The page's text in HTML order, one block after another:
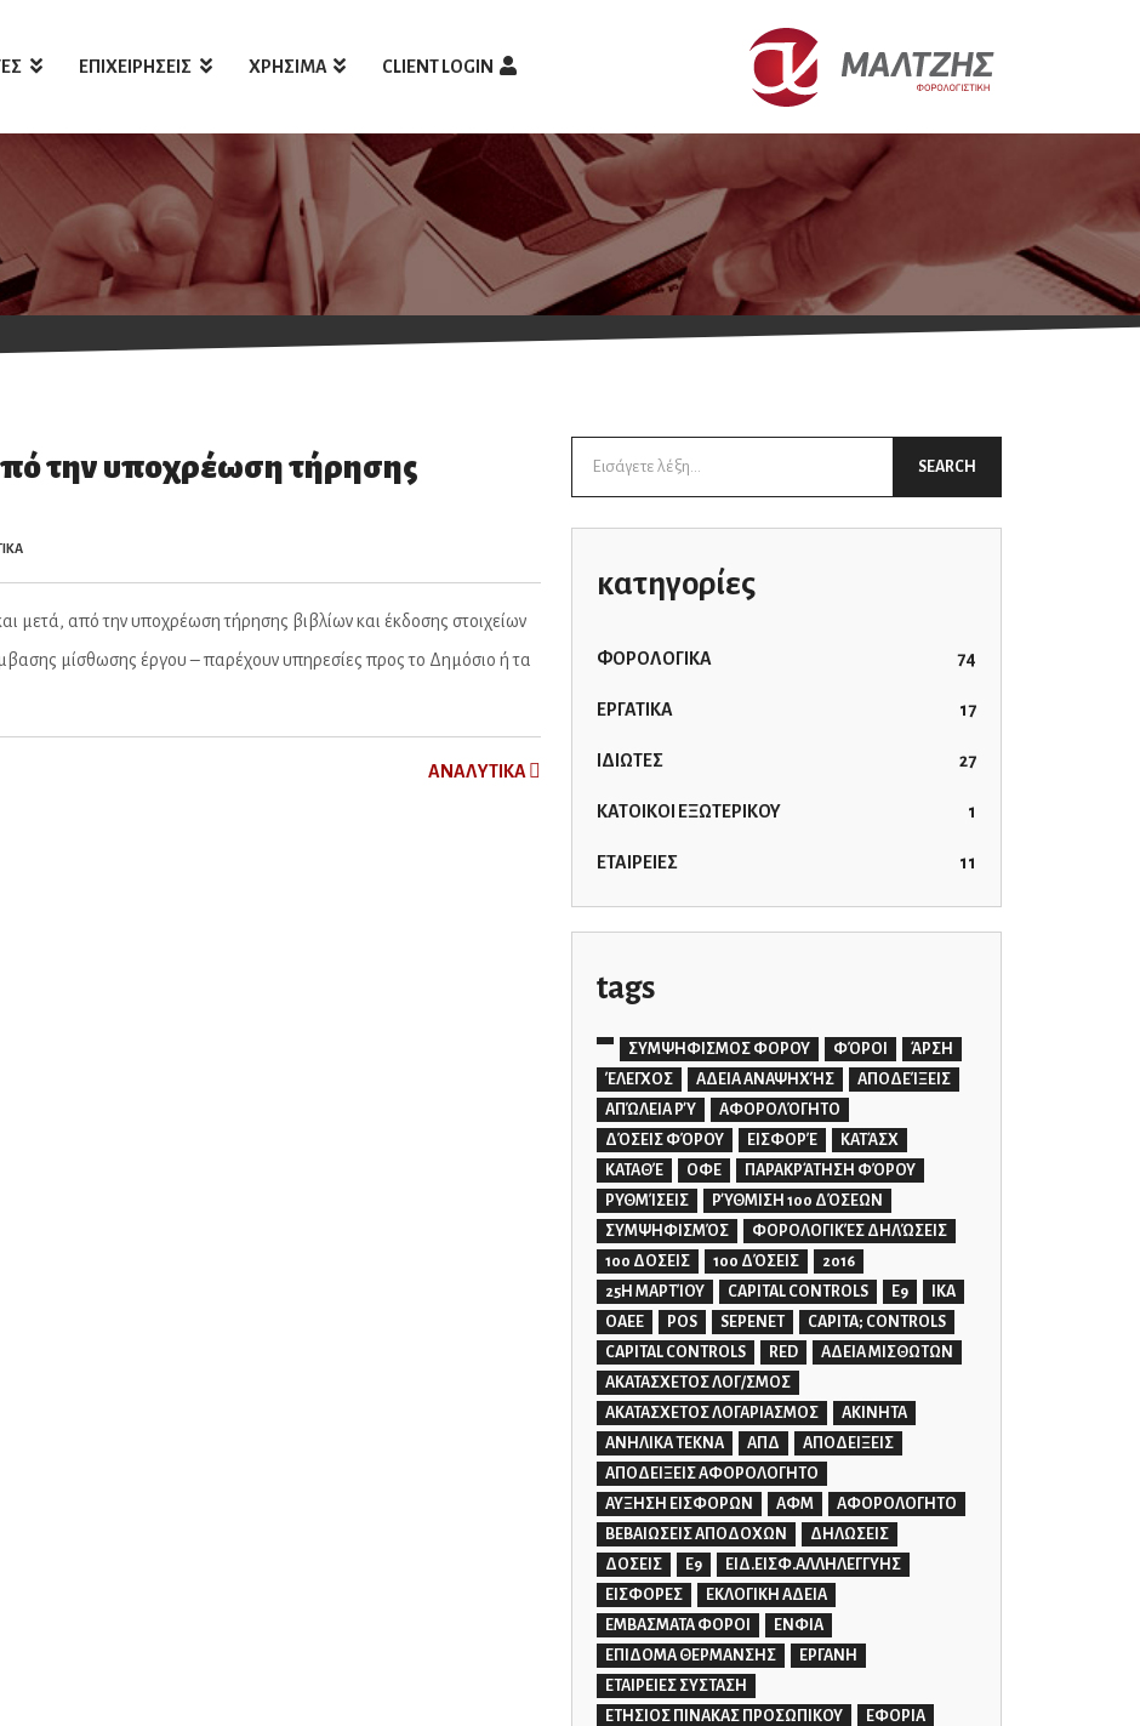
ΕΠΙΧΕΙΡΗΣΕΙΣ ΧΡΗΣΙΜΑ CLIENT LOGIN
την υποχρέωση τήρησης
μετά, από την υποχρέωση τήρησης βιβλίων και έκδοσης στοιχείων
μίσθωσης έργου – παρέχουν υπηρεσίες προς το Δημόσιο ή τα
ΑNAΛYTIKA
Search
SEARCH
κατηγορίες
ΦΟΡΟΛΟΓΙΚΑ 74
ΕΡΓΑΤΙΚΑ 17
ΙΔΙΩΤΕΣ 27
ΚΑΤΟΙΚΟΙ ΕΞΩΤΕΡΙΚΟΥ 1
ΕΤΑΙΡΕΙΕΣ 11
tags
ΣΥΜΨΗΦΙΣΜΟΣ ΦΟΡΟΥ ΦΌΡΟΙ
ΆΡΣΗ
ΈΛΕΓΧΟΣ
ΑΔΕΙΑ ΑΝΑΨΗΧΉΣ
ΑΠΟΔΕΊΞΕΙΣ
ΑΠΏΛΕΙΑ ΡΎ
ΑΦΟΡΟΛΌΓΗΤΟ
ΔΌΣΕΙΣ ΦΌΡΟΥ
ΕΙΣΦΟΡΈ
ΚΑΤΆΣΧ
ΚΑΤΑΘΈ
ΟΦΕ
ΠΑΡΑΚΡΆΤΗΣΗ ΦΌΡΟΥ
ΡΥΘΜΊΣΕΙΣ
ΡΎΘΜΙΣΗ 100 ΔΌΣΕΩΝ
ΣΥΜΨΗΦΙΣΜΌΣ
ΦΟΡΟΛΟΓΙΚΈΣ ΔΗΛΏΣΕΙΣ
100 ΔΟΣΕΙΣ
100 ΔΌΣΕΙΣ
2016
25Η ΜΑΡΤΊΟΥ
CAPITAL CONTROLS E9
IKA
OAEE
POS SEPENET
CAPITA; CONTROLS
CAPITAL CONTROLS
RED
ΑΔΕΙΑ ΜΙΣΘΩΤΩΝ
ΑΚΑΤΑΣΧΕΤΟΣ ΛΟΓ/ΣΜΟΣ
ΑΚΑΤΑΣΧΕΤΟΣ ΛΟΓΑΡΙΑΣΜΟΣ
ΑΚΙΝΗΤΑ
ΑΝΗΛΙΚΑ ΤΕΚΝΑ
ΑΠΔ
ΑΠΟΔΕΙΞΕΙΣ
ΑΠΟΔΕΙΞΕΙΣ ΑΦΟΡΟΛΟΓΗΤΟ
ΑΥΞΗΣΗ ΕΙΣΦΟΡΩΝ
ΑΦΜ
ΑΦΟΡΟΛΟΓΗΤΟ
ΒΕΒΑΙΩΣΕΙΣ ΑΠΟΔΟΧΩΝ
ΔΗΛΩΣΕΙΣ
ΔΟΣΕΙΣ
Ε9
ΕΙΔ.ΕΙΣΦ.ΑΛΛΗΛΕΓΓΥΗΣ
ΕΙΣΦΟΡΕΣ
ΕΚΛΟΓΙΚΗ ΑΔΕΙΑ
ΕΜΒΑΣΜΑΤΑ ΦΟΡΟΙ
ΕΝΦΙΑ
ΕΠΙΔΟΜΑ ΘΕΡΜΑΝΣΗΣ
ΕΡΓΑΝΗ
ΕΤΑΙΡΕΙΕΣ ΣΥΣΤΑΣΗ
ΕΤΗΣΙΟΣ ΠΙΝΑΚΑΣ ΠΡΟΣΩΠΙΚΟΥ
ΕΦΟΡΙΑ